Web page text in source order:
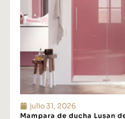
julio 31, 2026
Mampara de ducha Lusan